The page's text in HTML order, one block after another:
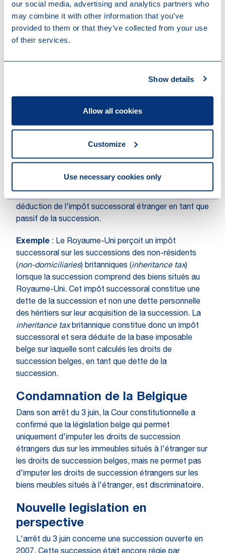
our social media, advertising and analytics partners who
may combine it with other information that you’ve
provided to them or that they’ve collected from your use
of their services.
Show details
Allow all cookies
Customize
Use necessary cookies only
La loi belge actuelle autorise donc uniquement
l'imputation des droits de succession étrangers sur
les droits de succession belges dans la mesure où les
droits de succession étrangers concernent des
succession étrangers concernent des biens meubles
Les droits de succession supportés par les héritiers
individuels doivent être distingués de l’impôt
héritiers personnellement mais la succession dans son
ensemble.
Si l'impôt étranger est un impôt successoral et non un
déduction de l'impôt successoral étranger en tant que
passif de la succession.
Exemple : Le Royaume-Uni perçoit un impôt
successoral sur les successions des non-résidents
(non-domiciliaries) britanniques (inheritance tax)
lorsque la succession comprend des biens situés au
Royaume-Uni. Cet impôt successoral constitue une
dette de la succession et non une dette personnelle
des héritiers sur leur acquisition de la succession. La
inheritance taxbritannique constitue donc un impôt
successoral et sera déduite de la base imposable
belge sur laquelle sont calculés les droits de
succession belges, en tant que dette de la
succession.
Condamnation de la Belgique
Dans son arrêt du 3 juin, la Cour constitutionnelle a
confirmé que la législation belge qui permet
uniquement d'imputer les droits de succession
étrangers dus sur les immeubles situés à l'étranger sur
les droits de succession belges, mais ne permet pas
d'imputer les droits de succession étrangers sur les
biens meubles situés à l'étranger, est discriminatoire.
Nouvelle legislation en
perspective
L'arrêt du 3 juin concerne une succession ouverte en